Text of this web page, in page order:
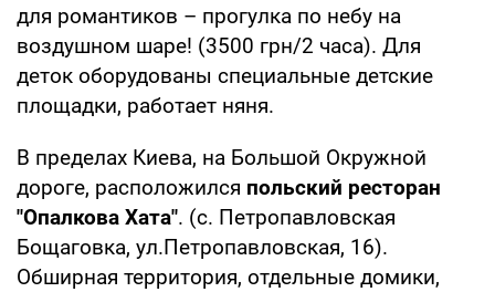
для романтиков – прогулка по небу на
воздушном шаре! (3500 грн/2 часа). Для
деток оборудованы специальные детские
площадки, работает няня.
В пределах Киева, на Большой Окружной
дороге, расположился польский ресторан
"Опалкова Хата". (с. Петропавловская
Бощаговка, ул.Петропавловская, 16).
Обширная территория, отдельные домики,